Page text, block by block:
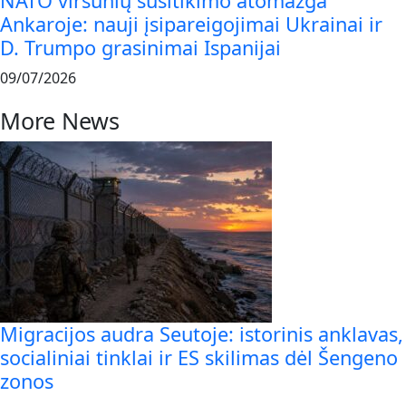
Ankaroje: nauji įsipareigojimai Ukrainai ir
D. Trumpo grasinimai Ispanijai
09/07/2026
More News
Migracijos audra Seutoje: istorinis anklavas,
socialiniai tinklai ir ES skilimas dėl Šengeno
zonos